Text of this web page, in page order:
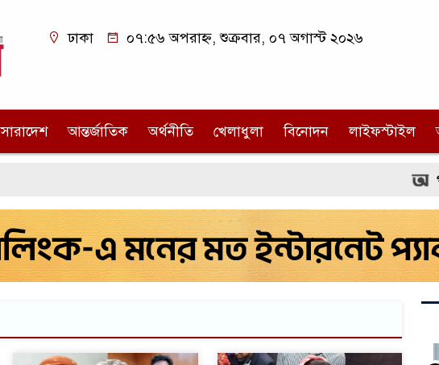
ঢাকা ০৭:৫৬ অপরাহ্ন, শুক্রবার, ০৭ অগাস্ট ২০২৬
সারাদেশ আন্তর্জাতিক অর্থনীতি খেলাধুলা বিনোদন লাইফস্টাইল